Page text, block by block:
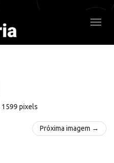
1599 pixels
Próxima imagem →